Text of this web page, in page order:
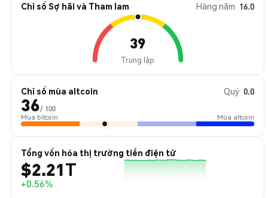
Chỉ số Sợ hãi và Tham lam Hàng năm 16.0
39
Trung lập
Chỉ số mùa altcoin Quý 0.0
36/ 100
Mùa bitcoin Mùa altcoin
Tổng vốn hóa thị trường tiền điện tử
$2.21T
+0.56%